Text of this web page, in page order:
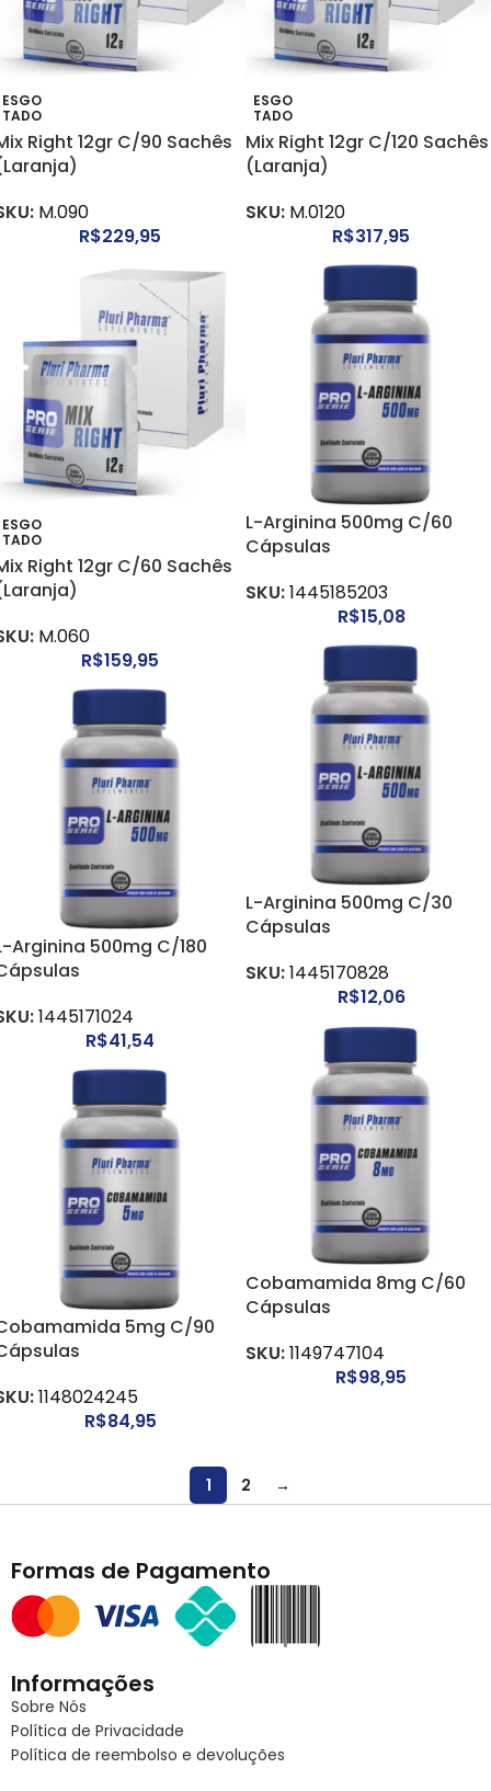
ESGO
TADO
Right 12gr C/90 Sachês
M.090
R$229,95
ESGO
TADO
Mix Right 12gr C/120 Sachês
(Laranja)
SKU: M.0120
R$317,95
ESGO
TADO
Right 12gr C/60 Sachês
M.060
R$159,95
L-Arginina 500mg C/60
Cápsulas
SKU:1445185203
R$15,08
L-Arginina 500mg C/30
Cápsulas
SKU:1445170828
R$12,06
Arginina 500mg C/180
1445171024
R$41,54
Cobamamida 8mg C/60
Cápsulas
SKU:1149747104
R$98,95
5mg C/90
1148024245
R$84,95
1 2 →
Formas de Pagamento
Informações
Sobre Nós
Política de Privacidade
Política de reembolso e devoluções